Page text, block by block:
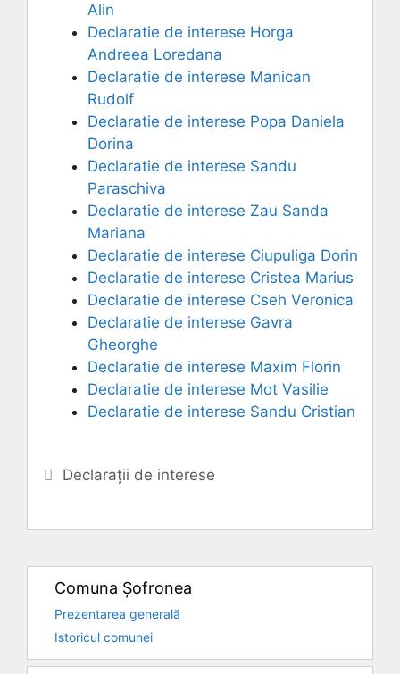
Alin
Declaratie de interese Horga
Andreea Loredana
Declaratie de interese Manican
Rudolf
Declaratie de interese Popa Daniela
Dorina
Declaratie de interese Sandu
Paraschiva
Declaratie de interese Zau Sanda
Mariana
Declaratie de interese Ciupuliga Dorin
Declaratie de interese Cristea Marius
Declaratie de interese Cseh Veronica
Declaratie de interese Gavra
Gheorghe
Declaratie de interese Maxim Florin
Declaratie de interese Mot Vasilie
Declaratie de interese Sandu Cristian
Categorii
Declarații de interese
Comuna Șofronea
Prezentarea generală
Istoricul comunei